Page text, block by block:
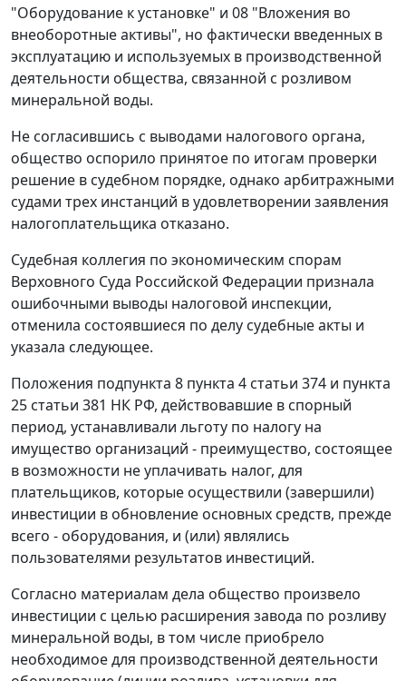
"Оборудование к установке" и 08 "Вложения во
внеоборотные активы", но фактически введенных в
эксплуатацию и используемых в производственной
деятельности общества, связанной с розливом
минеральной воды.
Не согласившись с выводами налогового органа,
общество оспорило принятое по итогам проверки
решение в судебном порядке, однако арбитражными
судами трех инстанций в удовлетворении заявления
налогоплательщика отказано.
Судебная коллегия по экономическим спорам
Верховного Суда Российской Федерации признала
ошибочными выводы налоговой инспекции,
отменила состоявшиеся по делу судебные акты и
указала следующее.
Положения подпункта 8 пункта 4 статьи 374 и пункта
25 статьи 381 НК РФ, действовавшие в спорный
период, устанавливали льготу по налогу на
имущество организаций - преимущество, состоящее
в возможности не уплачивать налог, для
плательщиков, которые осуществили (завершили)
инвестиции в обновление основных средств, прежде
всего - оборудования, и (или) являлись
пользователями результатов инвестиций.
Согласно материалам дела общество произвело
инвестиции с целью расширения завода по розливу
минеральной воды, в том числе приобрело
необходимое для производственной деятельности